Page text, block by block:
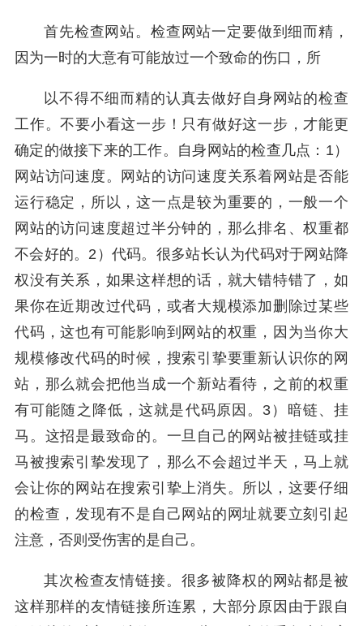
首先检查网站。检查网站一定要做到细而精，
因为一时的大意有可能放过一个致命的伤口，所
以不得不细而精的认真去做好自身网站的检查
工作。不要小看这一步！只有做好这一步，才能更
确定的做接下来的工作。自身网站的检查几点：1）
网站访问速度。网站的访问速度关系着网站是否能
运行稳定，所以，这一点是较为重要的，一般一个
网站的访问速度超过半分钟的，那么排名、权重都
不会好的。2）代码。很多站长认为代码对于网站降
权没有关系，如果这样想的话，就大错特错了，如
果你在近期改过代码，或者大规模添加删除过某些
代码，这也有可能影响到网站的权重，因为当你大
规模修改代码的时候，搜索引挚要重新认识你的网
站，那么就会把他当成一个新站看待，之前的权重
有可能随之降低，这就是代码原因。3）暗链、挂
马。这招是最致命的。一旦自己的网站被挂链或挂
马被搜索引挚发现了，那么不会超过半天，马上就
会让你的网站在搜索引挚上消失。所以，这要仔细
的检查，发现有不是自己网站的网址就要立刻引起
注意，否则受伤害的是自己。
其次检查友情链接。很多被降权的网站都是被
这样那样的友情链接所连累，大部分原因由于跟自